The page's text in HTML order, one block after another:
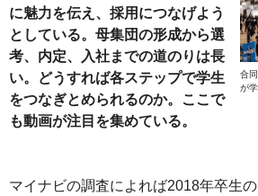
合
が
に魅力を伝え、採用につなげよう
としている。母集団の形成から選
考、内定、入社までの道のりは長
い。どうすれば各ステップで学生
をつなぎとめられるのか。ここで
も動画が注目を集めている。
マイナビの調査によれば2018年卒生